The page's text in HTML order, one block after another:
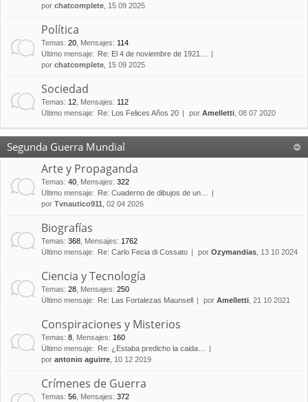
por chatcomplete , 15 09 2025
Política
Temas: 20 Mensajes: 114
Último mensaje:
Re: El 4 de noviembre de 1921…
por chatcomplete , 15 09 2025
Sociedad
Temas: 12 Mensajes: 112
Último mensaje:
Re: Los Felices Años 20 por Amelletti , 08 07 2020
Segunda Guerra Mundial
Arte y Propaganda
Temas: 40 Mensajes: 322
Último mensaje:
Re: Cuaderno de dibujos de un…
por Tvnautico911 , 02 04 2026
Biografías
Temas: 368 Mensajes: 1762
Último mensaje:
Re: Carlo Fecia di Cossato por Ozymandias , 13 10 2024
Ciencia y Tecnología
Temas: 28 Mensajes: 250
Último mensaje:
Re: Las Fortalezas Maunsell por Amelletti , 21 10 2021
Conspiraciones y Misterios
Temas: 8 Mensajes: 160
Último mensaje:
Re: ¿Estaba predicho la caida…
por antonio aguirre , 10 12 2019
Crímenes de Guerra
Temas: 56 Mensajes: 372